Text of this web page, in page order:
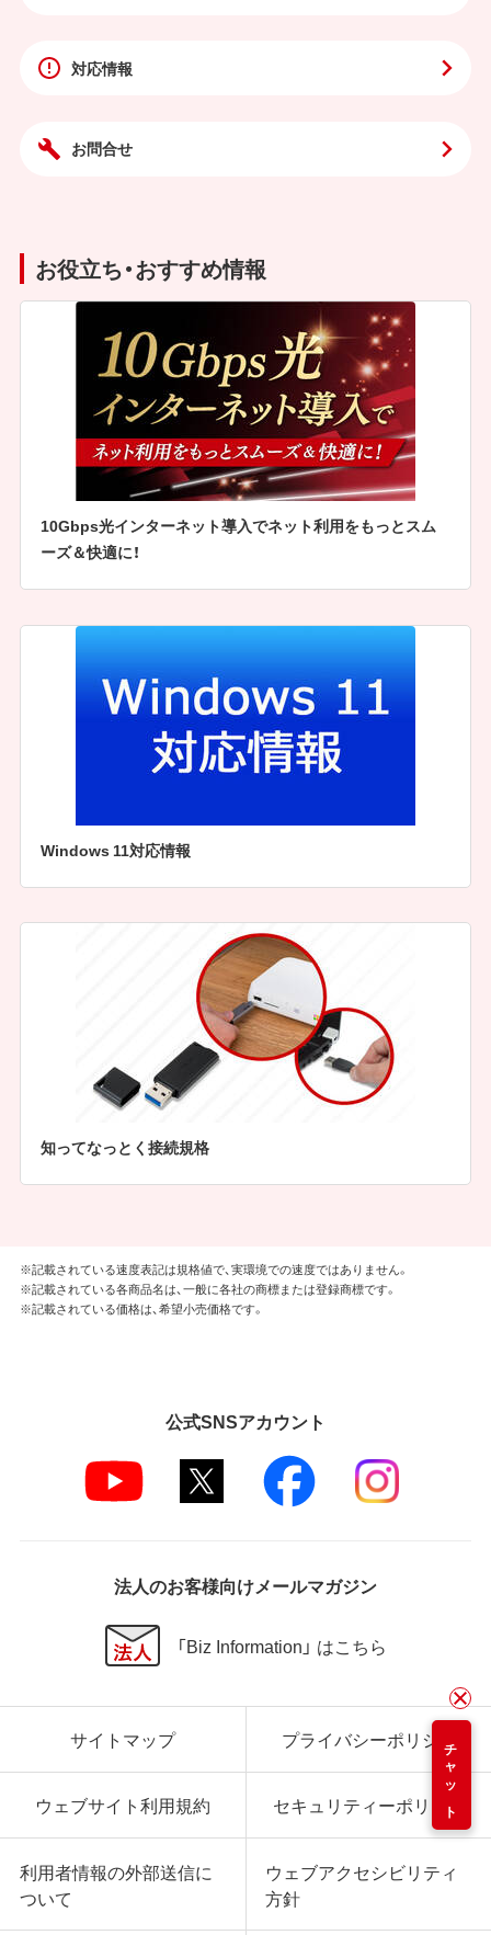
対応情報
お問合せ
お役立ち・おすすめ情報
10Gbps光インターネット導入でネット利用をもっとスム
ーズ＆快適に！
Windows 11対応情報
知ってなっとく接続規格
チャット
※記載されている速度表記は規格値で、実環境での速度ではありません。
※記載されている各商品名は、一般に各社の商標または登録商標です。
※記載されている価格は、希望小売価格です。
公式SNSアカウント
法人のお客様向けメールマガジン
「Biz Information」 はこちら
サイトマップ プライバシーポリシー
ウェブサイト利用規約 セキュリティーポリシー
利用者情報の外部送信に
ついて
ウェブアクセシビリティ
方針